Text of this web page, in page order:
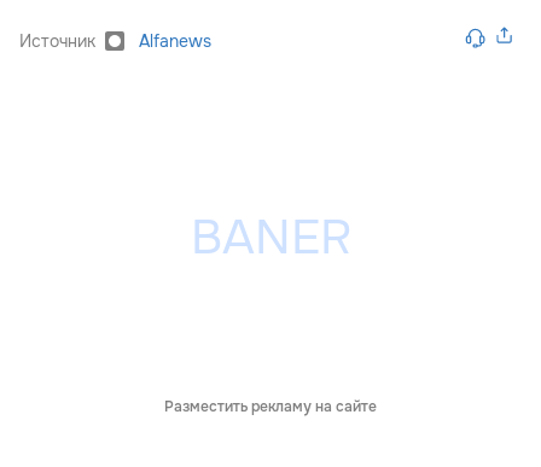
Источник Alfanews
Разместить рекламу на сайте